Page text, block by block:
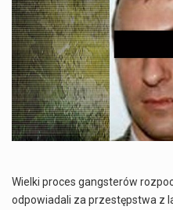
Wielki proces gangsterów
odpowiadali za przestępstwa z